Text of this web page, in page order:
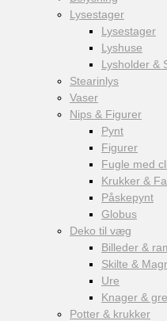
Lysestager
Lysestager
Lyshuse
Lysholder &
Stearinlys
Vaser
Nips & Figurer
Pynt
Figurer
Fugle med
Krukker &
Påskepynt
Globus
Deko til væg
Billeder &
Skilte &
Ure
Knager &
Potter & krukker